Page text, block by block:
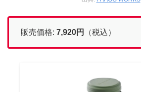
販売価格: 7,920円 （税込）